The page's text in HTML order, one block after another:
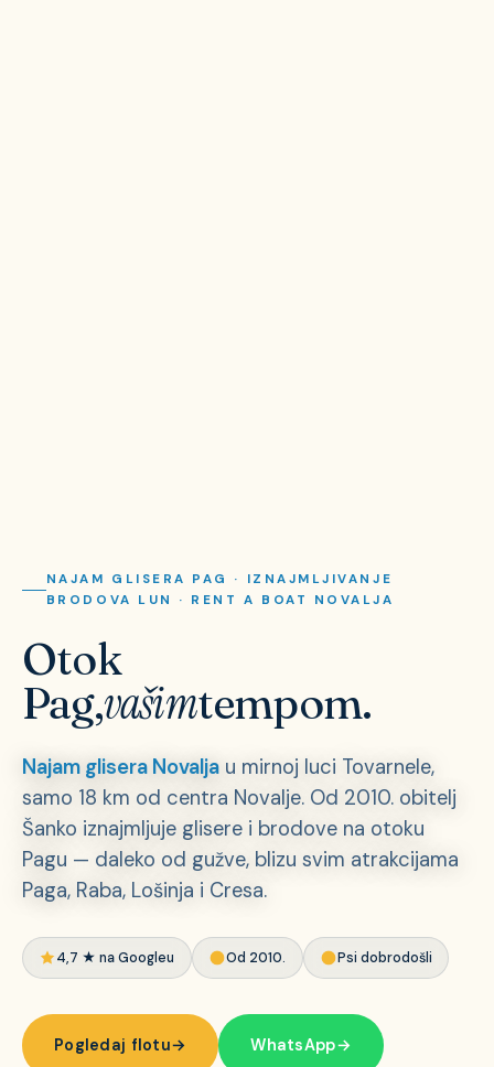
NAJAM GLISERA PAG · IZNAJMLJIVANJE
BRODOVA LUN · RENT A BOAT NOVALJA
Otok
Pag,vašimtempom.
Najam glisera Novalja u mirnoj luci Tovarnele,
samo 18 km od centra Novalje. Od 2010. obitelj
Šanko iznajmljuje glisere i brodove na otoku
Pagu — daleko od gužve, blizu svim atrakcijama
Paga, Raba, Lošinja i Cresa.
4,7 ★ na Googleu Od 2010. Psi dobrodošli
Pogledaj flotu→ WhatsApp→